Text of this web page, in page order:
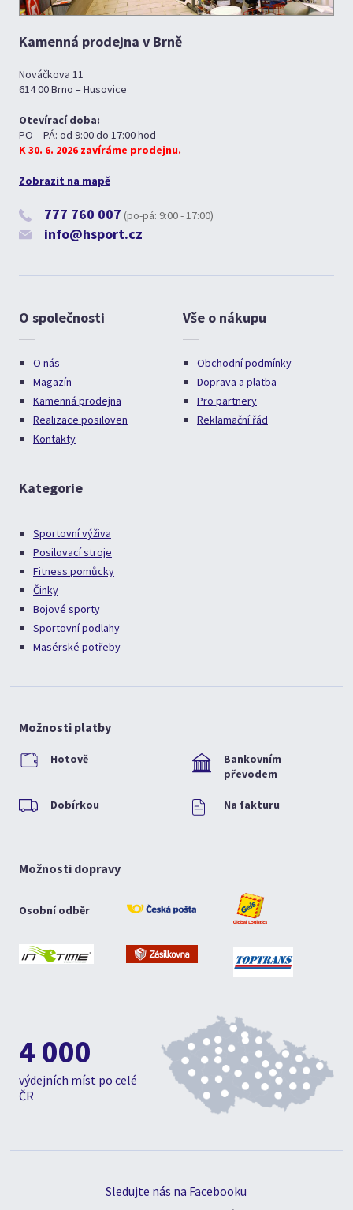
Kamenná prodejna v Brně
Nováčkova 11
614 00 Brno – Husovice
Otevírací doba:
PO – PÁ: od 9:00 do 17:00 hod
K 30. 6. 2026 zavíráme prodejnu.
Zobrazit na mapě
777 760 007 (po-pá: 9:00 - 17:00)
info@hsport.cz
O společnosti
O nás
Magazín
Kamenná prodejna
Realizace posiloven
Kontakty
Vše o nákupu
Obchodní podmínky
Doprava a platba
Pro partnery
Reklamační řád
Kategorie
Sportovní výživa
Posilovací stroje
Fitness pomůcky
Činky
Bojové sporty
Sportovní podlahy
Masérské potřeby
Možnosti platby
Hotově
Bankovním
převodem
Dobírkou Na fakturu
Možnosti dopravy
Osobní odběr
4 000
výdejních míst po celé
ČR
Sledujte nás na Facebooku